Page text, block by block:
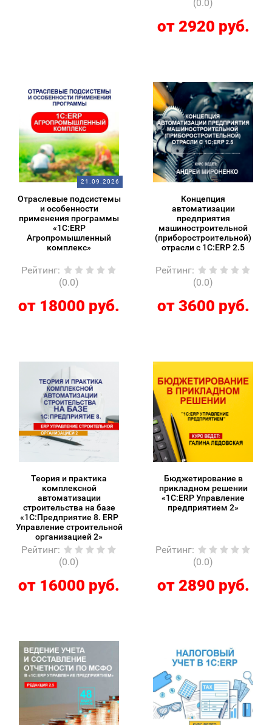
(0.0)
от 2920 руб.
21.09.2026
Отраслевые подсистемы
и особенности
применения программы
«1С:ERP
Агропромышленный
комплекс»
Рейтинг:
(0.0)
от 18000 руб.
Концепция
автоматизации
предприятия
машиностроительной
(приборостроительной)
отрасли с 1С:ERP 2.5
Рейтинг:
(0.0)
от 3600 руб.
Теория и практика
комплексной
автоматизации
строительства на базе
«1С:Предприятие 8. ERP
Управление строительной
организацией 2»
Рейтинг:
(0.0)
от 16000 руб.
Бюджетирование в
прикладном решении
«1С:ERP Управление
предприятием 2»
Рейтинг:
(0.0)
от 2890 руб.